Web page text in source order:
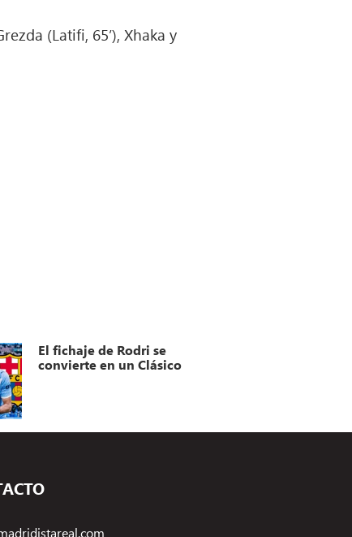
(Latifi, 65’), Xhaka y
El fichaje de Rodri se
convierte en un Clásico